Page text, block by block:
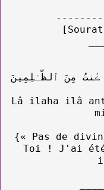
مِنَ ٱلظَّـٰلِمِينَ
Lâ ilaha ilâ
{« Pas de
Toi ! J'ai été